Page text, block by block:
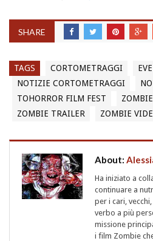
SHARE
TAGS CORTOMETRAGGI
NOTIZIE CORTOMETRAGGI
TOHORROR FILM FEST
ZOMBIE TRAILER
ZOMBIE
About:
Ha iniziato a
continuare a
per i cari,
verbo a più
missione
i film Zombie